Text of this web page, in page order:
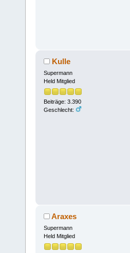
Kulle
Supermann
Held Mitglied
Beiträge: 3.390
Geschlecht:
Araxes
Supermann
Held Mitglied